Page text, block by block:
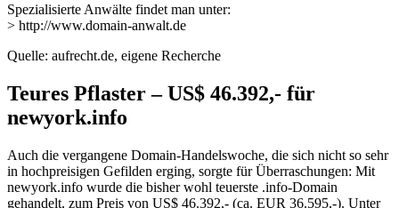
Spezialisierte Anwälte findet man unter:
> http://www.domain-anwalt.de
Quelle: aufrecht.de, eigene Recherche
Teures Pflaster – US$ 46.392,- für
newyork.info
Auch die vergangene Domain-Handelswoche, die sich nicht so sehr
in hochpreisigen Gefilden erging, sorgte für Überraschungen: Mit
newyork.info wurde die bisher wohl teuerste .info-Domain
gehandelt, zum Preis von US$ 46.392,- (ca. EUR 36.595,-). Unter